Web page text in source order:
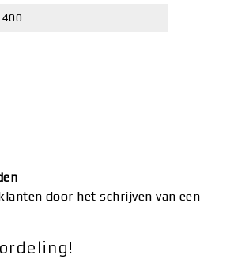
400
door het schrijven van een